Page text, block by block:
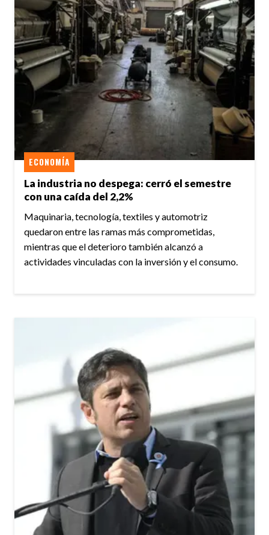
La industria no despega: cerró el semestre
con una caída del 2,2%
ECONOMÍA
Maquinaria, tecnología, textiles y automotriz
quedaron entre las ramas más comprometidas,
mientras que el deterioro también alcanzó a
actividades vinculadas con la inversión y el consumo.